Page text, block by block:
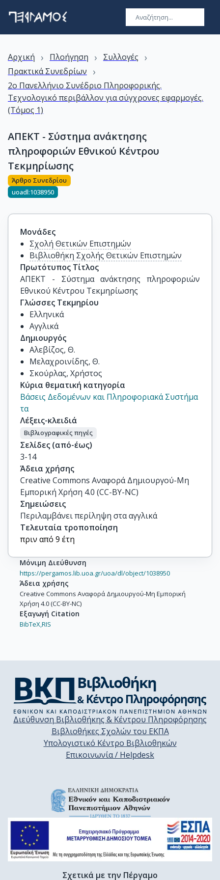
Αρχική › Πλοήγηση › Συλλογές ›
Πρακτικά Συνεδρίων ›
2ο Πανελλήνιο Συνέδριο Πληροφορικής.
Τεχνολογικό περιβάλλον για σύγχρονες εφαρμογές.
(Τόμος 1)
ΑΠΕΚΤ - Σύστημα ανάκτησης
πληροφοριών Εθνικού Κέντρου
Τεκμηρίωσης
Άρθρο Συνεδρίου
uoadl:1038950
Μονάδες
Σχολή Θετικών Επιστημών
Βιβλιοθήκη Σχολής Θετικών Επιστημών
Πρωτότυπος Τίτλος
ΑΠΕΚΤ - Σύστημα ανάκτησης πληροφοριών
Εθνικού Κέντρου Τεκμηρίωσης
Γλώσσες Τεκμηρίου
Ελληνικά
Αγγλικά
Δημιουργός
Αλεβίζος, Θ.
Μελαχροινίδης, Θ.
Σκούρλας, Χρήστος
Κύρια θεματική κατηγορία
Βάσεις Δεδομένων και Πληροφοριακά Συστήμα
τα
Λέξεις-κλειδιά
Βιβλιογραφικές πηγές
Σελίδες (από-έως)
3-14
Άδεια χρήσης
Creative Commons Αναφορά Δημιουργού-Μη
Εμπορική Χρήση 4.0 (CC-BY-NC)
Σημειώσεις
Περιλαμβάνει περίληψη στα αγγλικά
Τελευταία τροποποίηση
πριν από 9 έτη
Μόνιμη Διεύθυνση
https://pergamos.lib.uoa.gr/uoa/dl/object/1038950
Άδεια χρήσης
Creative Commons Αναφορά Δημιουργού-Μη Εμπορική
Χρήση 4.0 (CC-BY-NC)
Εξαγωγή Citation
BibTeX,RIS
Διεύθυνση Βιβλιοθήκης & Κέντρου Πληροφόρησης
Βιβλιοθήκες Σχολών του ΕΚΠΑ
Υπολογιστικό Κέντρο Βιβλιοθηκών
Επικοινωνία / Helpdesk
Σχετικά με την Πέργαμο